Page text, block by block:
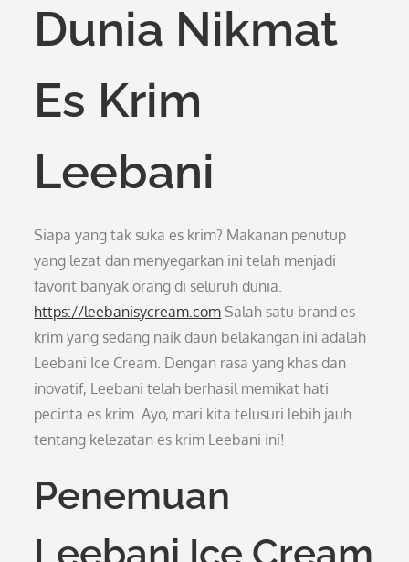
Dunia Nikmat
Es Krim
Leebani
Siapa yang tak suka es krim? Makanan penutup
yang lezat dan menyegarkan ini telah menjadi
favorit banyak orang di seluruh dunia.
https://leebanisycream.com Salah satu brand es
krim yang sedang naik daun belakangan ini adalah
Leebani Ice Cream. Dengan rasa yang khas dan
inovatif, Leebani telah berhasil memikat hati
pecinta es krim. Ayo, mari kita telusuri lebih jauh
tentang kelezatan es krim Leebani ini!
Penemuan